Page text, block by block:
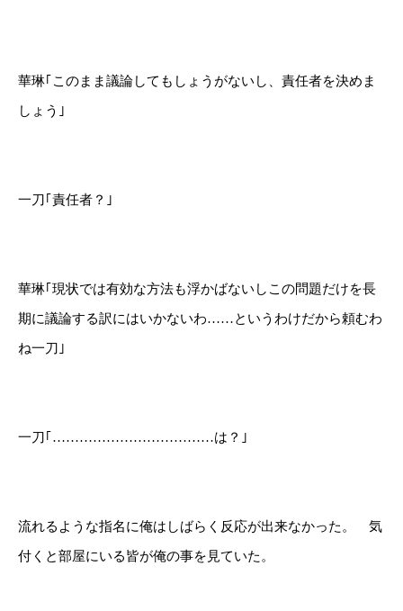
華琳｢このまま議論してもしょうがないし、責任者を決めま
しょう｣
一刀｢責任者？｣
華琳｢現状では有効な方法も浮かばないしこの問題だけを長
期に議論する訳にはいかないわ……というわけだから頼むわ
ね一刀｣
一刀｢………………………………は？｣
流れるような指名に俺はしばらく反応が出来なかった。 気
付くと部屋にいる皆が俺の事を見ていた。